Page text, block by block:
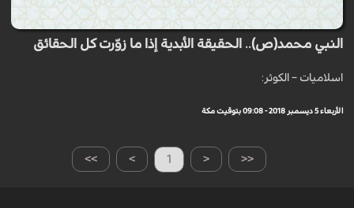
النبي محمد(ص).. الحقيقة الأبدية إذا ما زوّرت كل الحقائق
اسلاميات – الكوثر:
الأربعاء 5 ديسمبر 2018 - 09:08 بتوقيت مكة
>> > 1 < <<